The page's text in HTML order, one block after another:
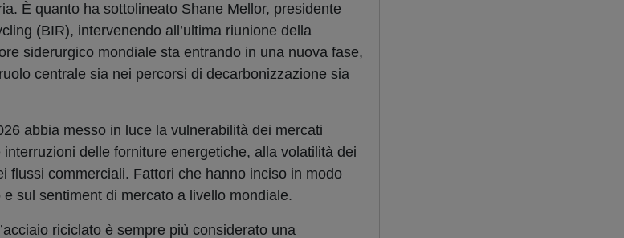
È quanto ha sottolineato Shane Mellor, presidente
(BIR), intervenendo all’ultima riunione della
siderurgico mondiale sta entrando in una nuova fase,
centrale sia nei percorsi di decarbonizzazione sia
abbia messo in luce la vulnerabilità dei mercati
delle forniture energetiche, alla volatilità dei
flussi commerciali. Fattori che hanno inciso in modo
sul sentiment di mercato a livello mondiale.
riciclato è sempre più considerato una